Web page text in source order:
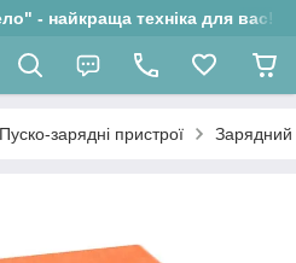
- найкраща техніка для вас!
Пуско-зарядні пристрої Зарядний